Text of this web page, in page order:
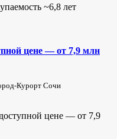
~6,8 лет
цене — от 7,9 млн
Курорт Сочи
цене — от 7,9